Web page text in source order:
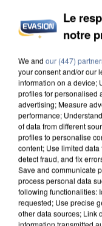
7 août 2026
Les données de
Intermarché
Le
notre
We and our (447)
your consent and/or our
information on a device;
profiles for personalised
advertising; Measure
performance;
of data from different
profiles to personalise
content; Use limited
detect fraud, and fix
Save and communicate
process personal data
following functionalities:
requested; Use precise
other data sources; Link
information transmitted